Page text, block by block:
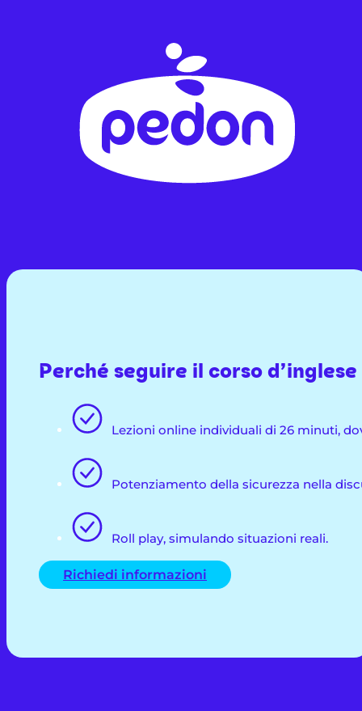
Perché seguire il corso
Lezioni online individuali di 26 minuti,
Potenziamento della sicurezza nella
Roll play, simulando situazioni reali.
Richiedi informazioni